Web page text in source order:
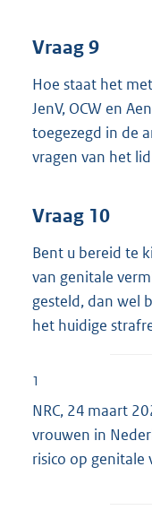
Vraag 9
Hoe staat het
JenV, OCW en
toegezegd in de
vragen van het
Vraag 10
Bent u bereid te
van genitale
gesteld, dan wel
het huidige
1
NRC, 24 maart
vrouwen in
risico op genitale